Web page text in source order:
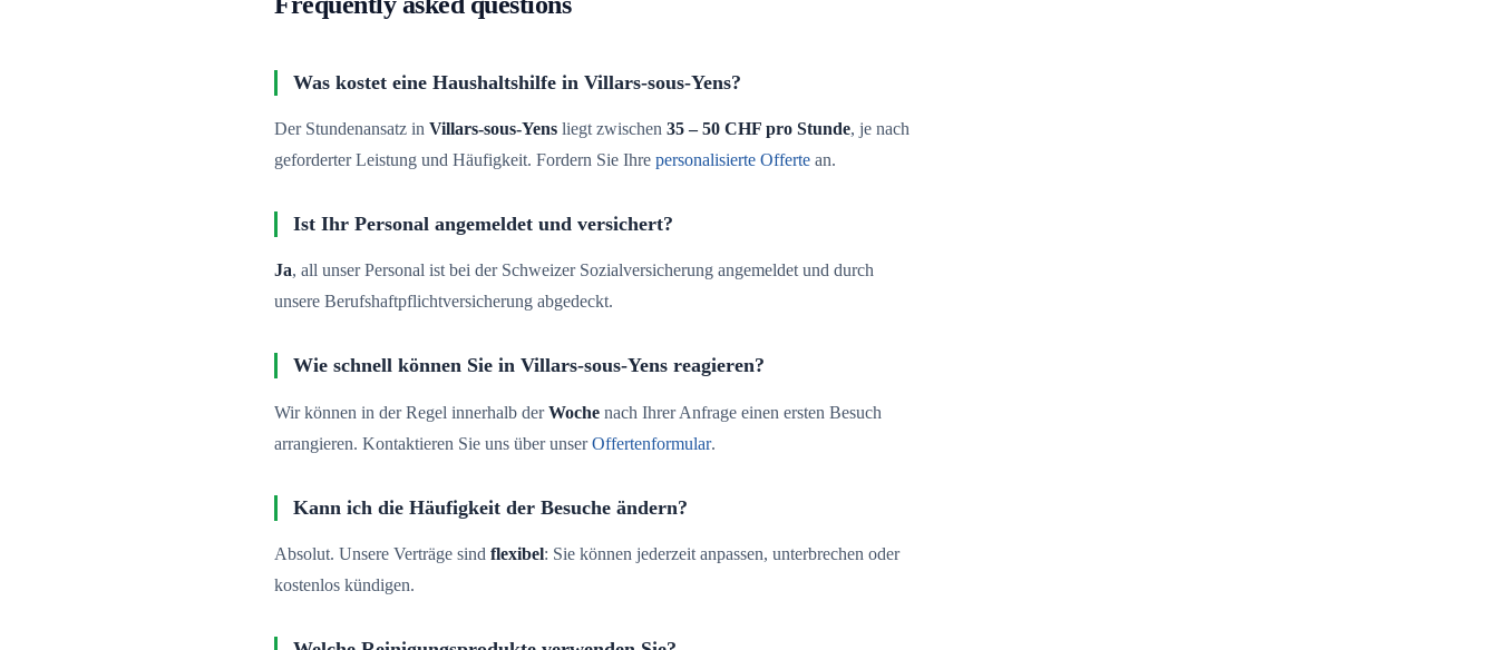
Was kostet eine Haushaltshilfe in Villars-sous-Yens?
Der Stundenansatz in Villars-sous-Yens liegt zwischen 35 – 50 CHF pro Stunde, je nach
geforderter Leistung und Häufigkeit. Fordern Sie Ihre personalisierte Offerte an.
Ist Ihr Personal angemeldet und versichert?
Ja, all unser Personal ist bei der Schweizer Sozialversicherung angemeldet und durch
unsere Berufshaftpflichtversicherung abgedeckt.
Wie schnell können Sie in Villars-sous-Yens reagieren?
Wir können in der Regel innerhalb derWoche nach Ihrer Anfrage einen ersten Besuch
arrangieren. Kontaktieren Sie uns über unserOffertenformular.
Kann ich die Häufigkeit der Besuche ändern?
Absolut. Unsere Verträge sind flexibel: Sie können jederzeit anpassen, unterbrechen oder
kostenlos kündigen.